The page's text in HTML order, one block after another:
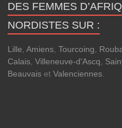
DES FEMMES
NORDISTES SUR :
Lille Amiens Tourcoing
Calais Villeneuve-d'Ascq
Beauvais et Valenciennes